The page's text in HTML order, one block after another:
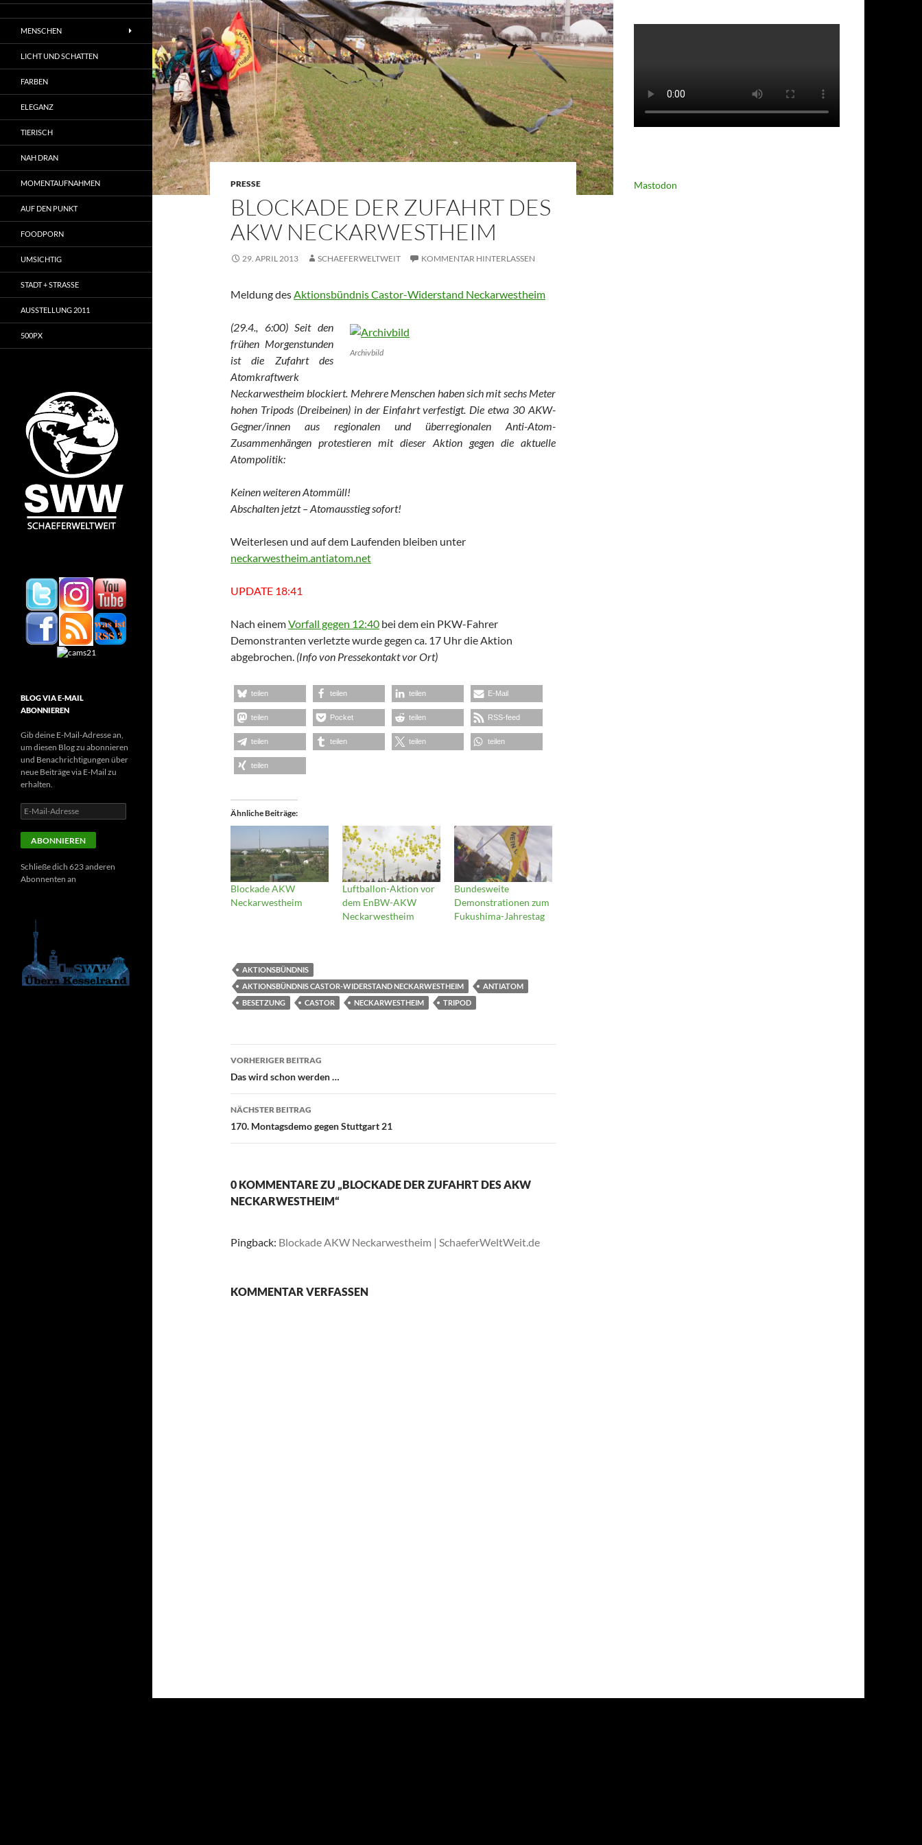
PRESSE
BLOCKADE DER ZUFAHRT DES
AKW NECKARWESTHEIM
29. APRIL 2013 SCHAEFERWELTWEIT KOMMENTAR HINTERLASSEN
Meldung desAktionsbündnis Castor-Widerstand Neckarwestheim
Archivbild
(29.4., 6:00) Seit den
frühen Morgenstunden
ist die Zufahrt des
Atomkraftwerk
Neckarwestheim blockiert. Mehrere Menschen haben sich mit sechs Meter
hohen Tripods (Dreibeinen) in der Einfahrt verfestigt. Die etwa 30 AKW-
Gegner/innen aus regionalen und überregionalen Anti-Atom-
Zusammenhängen protestieren mit dieser Aktion gegen die aktuelle
Atompolitik:
Keinen weiteren Atommüll!
Abschalten jetzt – Atomausstieg sofort!
Weiterlesen und auf dem Laufenden bleiben unter
neckarwestheim.antiatom.net
UPDATE 18:41
Nach einemVorfall gegen 12:40 bei dem ein PKW-Fahrer
Demonstranten verletzte wurde gegen ca. 17 Uhr die Aktion
abgebrochen. (Info von Pressekontakt vor Ort)
teilen teilen teilen E-Mail
teilen Pocket teilen RSS-feed
teilen teilen teilen teilen
teilen
Ähnliche Beiträge
Blockade AKW
Neckarwestheim
Luftballon-Aktion vor
dem EnBW-AKW
Neckarwestheim
Bundesweite
Demonstrationen zum
Fukushima-Jahrestag
AKTIONSBÜNDNIS
AKTIONSBÜNDNIS CASTOR-WIDERSTAND NECKARWESTHEIM
ANTIATOM
BESETZUNG
CASTOR NECKARWESTHEIM TRIPOD
Beitragsnavigation
VORHERIGER BEITRAG
Das wird schon werden …
NÄCHSTER BEITRAG
170. Montagsdemo gegen Stuttgart 21
0 KOMMENTARE ZU „BLOCKADE DER ZUFAHRT DES AKW
NECKARWESTHEIM“
Pingback: Blockade AKW Neckarwestheim | SchaeferWeltWeit.de
KOMMENTAR VERFASSEN
Mastodon
MENSCHEN
LICHT UND SCHATTEN
FARBEN
ELEGANZ
TIERISCH
NAH DRAN
MOMENTAUFNAHMEN
AUF DEN PUNKT
FOODPORN
UMSICHTIG
STADT + STRASSE
AUSSTELLUNG 2011
500PX
BLOG VIA E-MAIL
ABONNIEREN
Gib deine E-Mail-Adresse an,
um diesen Blog zu abonnieren
und Benachrichtigungen über
neue Beiträge via E-Mail zu
erhalten.
E-
Mail-
Adresse
ABONNIEREN
Schließe dich 623 anderen
Abonnenten an